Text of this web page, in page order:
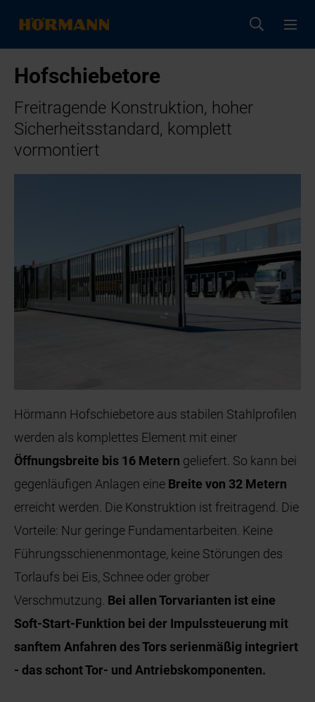
Hofschiebetore
Freitragende Konstruktion, hoher
Sicherheitsstandard, komplett
vormontiert
Hörmann Hofschiebetore aus stabilen Stahlprofilen
werden als komplettes Element mit einer
Öffnungsbreite bis 16 Metern geliefert. So kann bei
gegenläufigen Anlagen eine Breite von 32 Metern
erreicht werden. Die Konstruktion ist freitragend. Die
Vorteile: Nur geringe Fundamentarbeiten. Keine
Führungsschienenmontage, keine Störungen des
Torlaufs bei Eis, Schnee oder grober
Verschmutzung. Bei allen Torvarianten ist eine
Soft-Start-Funktion bei der Impulssteuerung mit
sanftem Anfahren des Tors serienmäßig integriert
- das schont Tor- und Antriebskomponenten.